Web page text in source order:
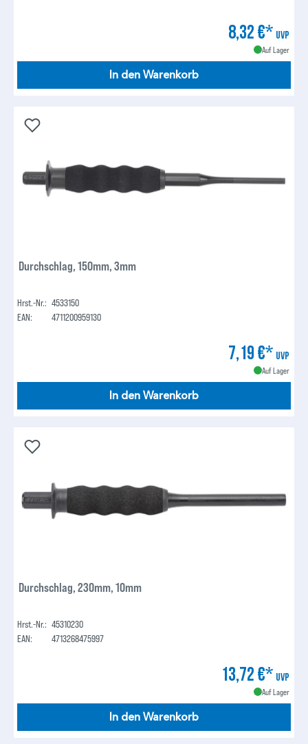
8,32 €* UVP
Auf Lager
In den Warenkorb
Durchschlag, 150mm, 3mm
Hrst.-Nr.: 4533150
EAN:
4711200959130
7,19 €* UVP
Auf Lager
In den Warenkorb
Durchschlag, 230mm, 10mm
Hrst.-Nr.: 45310230
EAN:
4713268475997
13,72 €* UVP
Auf Lager
In den Warenkorb